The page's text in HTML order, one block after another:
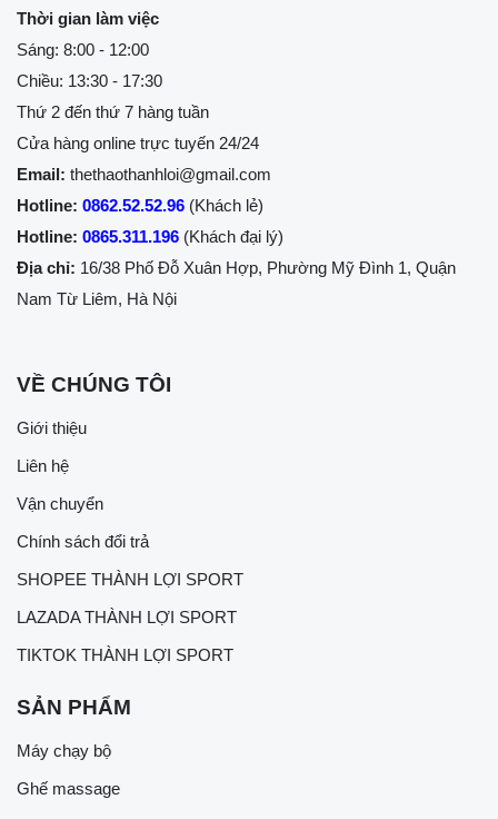
Thời gian làm việc
Sáng: 8:00 - 12:00
Chiều: 13:30 - 17:30
Thứ 2 đến thứ 7 hàng tuần
Cửa hàng online trực tuyến 24/24
Email: thethaothanhloi@gmail.com
Hotline: 0862.52.52.96 (Khách lẻ)
Hotline: 0865.311.196 (Khách đại lý)
Địa chỉ: 16/38 Phố Đỗ Xuân Hợp, Phường Mỹ Đình 1, Quận
Nam Từ Liêm, Hà Nội
VỀ CHÚNG TÔI
Giới thiệu
Liên hệ
Vận chuyển
Chính sách đổi trả
SHOPEE THÀNH LỢI SPORT
LAZADA THÀNH LỢI SPORT
TIKTOK THÀNH LỢI SPORT
SẢN PHẨM
Máy chạy bộ
Ghế massage